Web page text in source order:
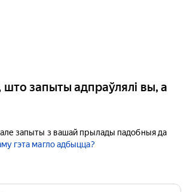
што запыты адпраўлялі вы, а
запыты з вашай прылады падобныя да
гэта магло адбыцца?